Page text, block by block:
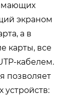
экраном
а в
карты, все
кабелем.
позволяет